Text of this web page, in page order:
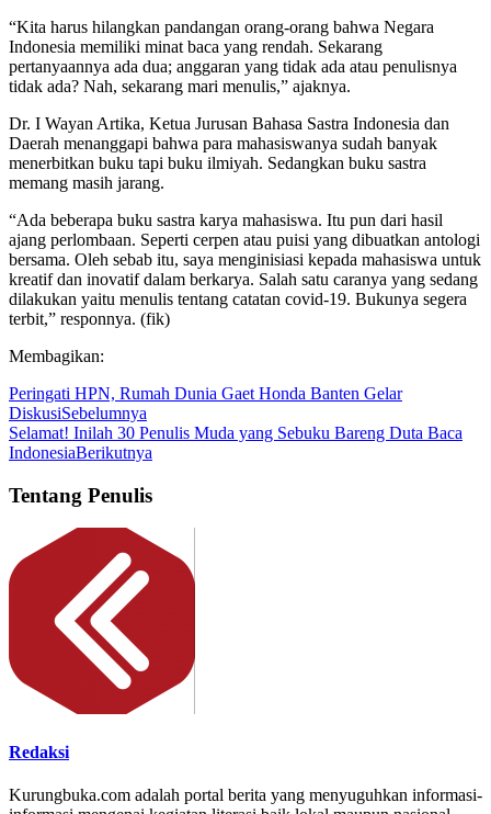
“Kita harus hilangkan pandangan orang-orang bahwa Negara
Indonesia memiliki minat baca yang rendah. Sekarang
pertanyaannya ada dua; anggaran yang tidak ada atau penulisnya
tidak ada? Nah, sekarang mari menulis,” ajaknya.
Dr. I Wayan Artika, Ketua Jurusan Bahasa Sastra Indonesia dan
Daerah menanggapi bahwa para mahasiswanya sudah banyak
menerbitkan buku tapi buku ilmiyah. Sedangkan buku sastra
memang masih jarang.
“Ada beberapa buku sastra karya mahasiswa. Itu pun dari hasil
ajang perlombaan. Seperti cerpen atau puisi yang dibuatkan antologi
bersama. Oleh sebab itu, saya menginisiasi kepada mahasiswa untuk
kreatif dan inovatif dalam berkarya. Salah satu caranya yang sedang
dilakukan yaitu menulis tentang catatan covid-19. Bukunya segera
terbit,” responnya. (fik)
Membagikan:
Peringati HPN, Rumah Dunia Gaet Honda Banten Gelar
DiskusiSebelumnya
Selamat! Inilah 30 Penulis Muda yang Sebuku Bareng Duta Baca
IndonesiaBerikutnya
Tentang Penulis
Redaksi
Kurungbuka.com adalah portal berita yang menyuguhkan informasi-